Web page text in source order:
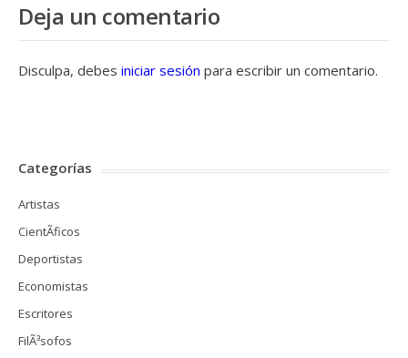
Deja un comentario
Disculpa, debes iniciar sesión para escribir un comentario.
Categorías
Artistas
CientÃ­ficos
Deportistas
Economistas
Escritores
FilÃ³sofos